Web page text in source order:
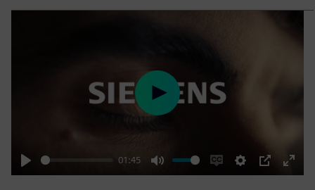
Play
01:45
Mute
EnableSettings
PIP
Enter
Play